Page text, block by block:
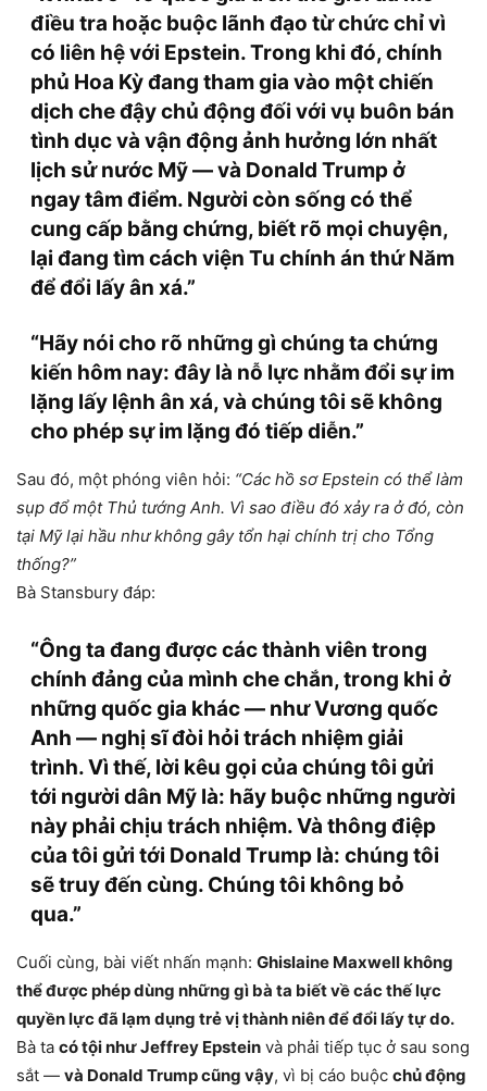
điều tra hoặc buộc lãnh đạo từ chứcchỉ vì
có liên hệ với Epstein. Trong khi đó,chính
phủ Hoa Kỳ đang tham gia vào một chiến
dịch che đậy chủ động đối với vụ buôn bán
tình dục và vận động ảnh hưởng lớn nhất
lịch sử nước Mỹ — và Donald Trump ở
ngay tâm điểm. Người còn sống có thể
cung cấp bằng chứng, biết rõ mọi chuyện,
lại đang tìm cách viện Tu chính án thứ Năm
để đổi lấy ân xá.”
“Hãy nói cho rõ những gì chúng ta chứng
kiến hôm nay: đây là nỗ lực nhằm đổi sự im
lặng lấy lệnh ân xá, và chúng tôi sẽ không
cho phép sự im lặng đó tiếp diễn.”
Sau đó, một phóng viên hỏi: “Các hồ sơ Epstein có thể làm
sụp đổ một Thủ tướng Anh. Vì sao điều đó xảy ra ở đó, còn
tại Mỹ lại hầu như không gây tổn hại chính trị cho Tổng
thống?”
Bà Stansbury đáp:
“Ông ta đang đượccác thành viên trong
chính đảng của mình che chắn, trong khi ở
những quốc gia khác — như Vương quốc
Anh — nghị sĩ đòi hỏi trách nhiệm giải
trình. Vì thế, lời kêu gọi của chúng tôi gửi
tới người dân Mỹ là: hãy buộc những người
này phải chịu trách nhiệm. Và thông điệp
của tôi gửi tới Donald Trump là: chúng tôi
sẽ truy đến cùng. Chúng tôi không bỏ
qua.”
Cuối cùng, bài viết nhấn mạnh: Ghislaine Maxwell không
thể được phép dùng những gì bà ta biết về các thế lực
quyền lực đã lạm dụng trẻ vị thành niên để đổi lấy tự do.
Bà ta có tội như Jeffrey Epstein và phải tiếp tục ở sau song
sắt — và Donald Trump cũng vậy, vì bị cáo buộc chủ động